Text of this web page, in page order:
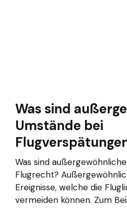
Was sind
Umstände bei
Was sind
Flugrecht?
Ereignisse, welche die
vermeiden können. Zum